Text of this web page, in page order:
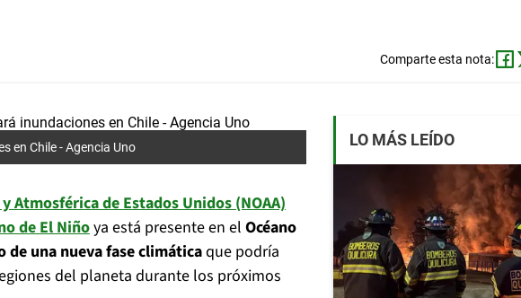
Comparte esta nota:
en Chile -Agencia Uno
Atmosférica de Estados Unidos (NOAA)
de El Niñoya está presente en el Océano
de una nueva fase climáticaque podría
del planeta durante los próximos
LO MÁS LEÍDO